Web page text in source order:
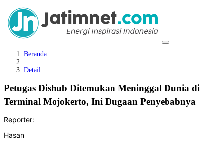
Beranda
Detail
Petugas Dishub Ditemukan Meninggal Dunia di
Terminal Mojokerto, Ini Dugaan Penyebabnya
Reporter:
Hasan